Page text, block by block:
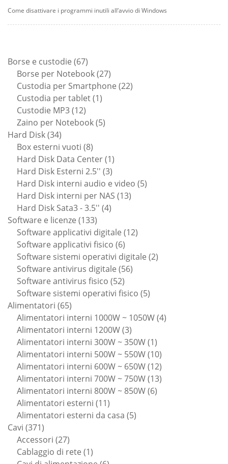
Come disattivare i programmi inutili all’avvio di Windows
Borse e custodie 6767
prodotti
Borse per Notebook 2727
prodotti
Custodia per Smartphone 2222
Custodia per tablet 11
Custodie MP3 1212
prodotti
Zaino per Notebook 55
Hard Disk 3434
prodotti
Box esterni vuoti 88
prodotti
Hard Disk Data Center 11
prodotto
Hard Disk Esterni 2.5'' 33
prodotti
Hard Disk interni audio e video 55
Hard Disk interni per NAS 1313
Hard Disk Sata3 - 3.5'' 44
Software e licenze 133133
prodotti
Software applicativi digitale 1212
Software applicativi fisico 66
prodotti
Software sistemi operativi digitale 22
Software antivirus digitale 5656
Software antivirus fisico 5252
prodotti
Software sistemi operativi fisico 55
Alimentatori 6565
prodotti
Alimentatori interni 1000W ~ 1050W 44
Alimentatori interni 1200W 33
prodotti
Alimentatori interni 300W ~ 350W 11
prodotto
Alimentatori interni 500W ~ 550W 1010
prodotti
Alimentatori interni 600W ~ 650W 1212
prodotti
Alimentatori interni 700W ~ 750W 1313
Alimentatori interni 800W ~ 850W 66
Alimentatori esterni 1111
prodotti
Alimentatori esterni da casa 55
Cavi 371371
prodotti
Accessori 2727
prodotti
Cablaggio di rete 11